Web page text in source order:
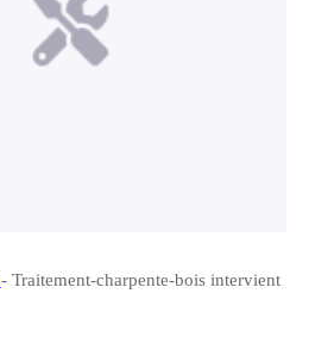
- Traitement-charpente-bois intervient